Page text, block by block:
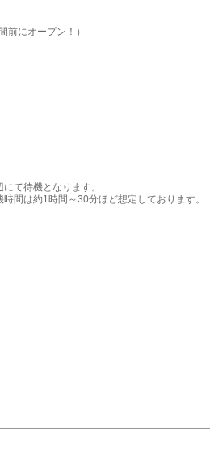
前にオープン！）
て待機となります。
間は約1時間～30分ほど想定しております。